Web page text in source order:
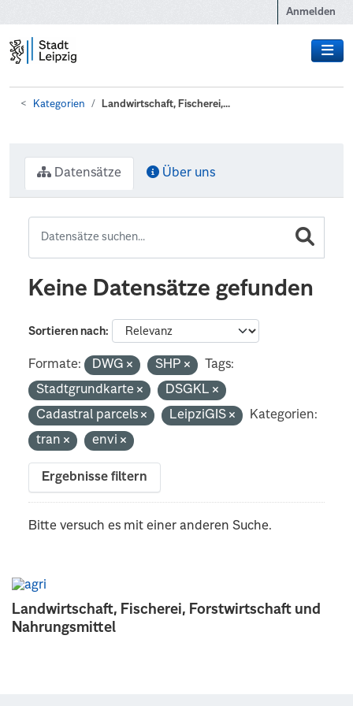
Anmelden
Kategorien Landwirtschaft, Fischerei,...
Landwirtschaft, Fischerei, Forstwirtschaft und
Nahrungsmittel
Datensätze Über uns
Keine Datensätze gefunden
Sortieren nach
Formate: DWG SHP
Tags:
Stadtgrundkarte
DSGKL
Cadastral parcels
LeipziGIS
Kategorien:
tran
envi
Ergebnisse filtern
Bitte versuch es mit einer anderen Suche.